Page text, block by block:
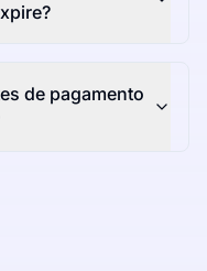
de pagamento